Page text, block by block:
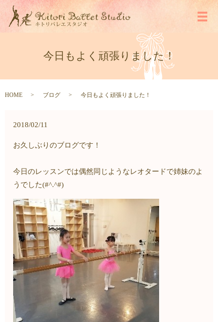
メ
今日もよく頑張りました！
HOME ブログ 今日もよく頑張りました！
2018/02/11
お久しぶりのブログです！
今日のレッスンでは偶然同じようなレオタードで姉妹のよ
うでした(#^.^#)